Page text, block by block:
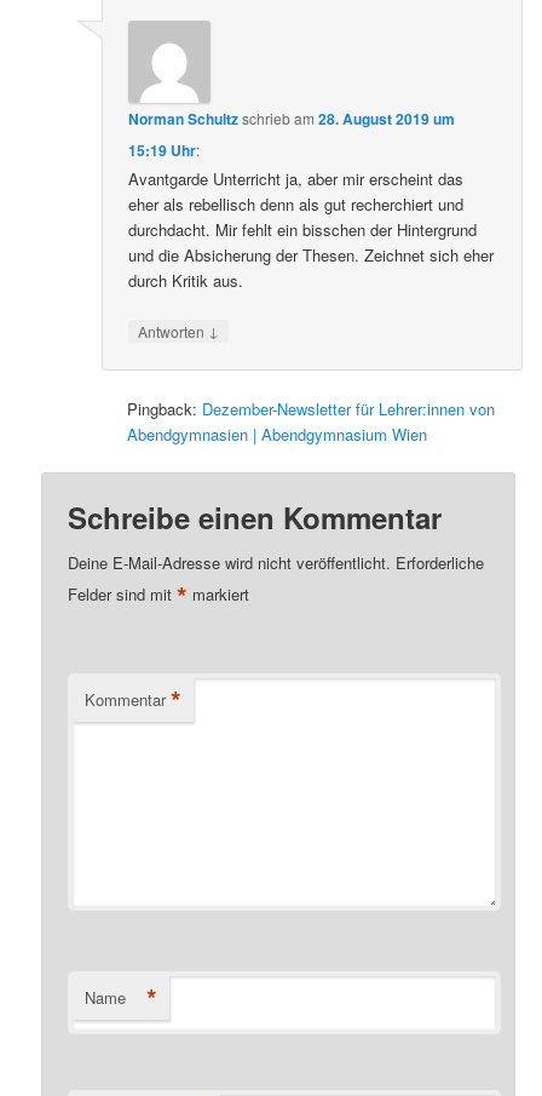
Norman Schultzschriebam28. August 2019 um
15:19 Uhr:
Avantgarde Unterricht ja, aber mir erscheint das
eher als rebellisch denn als gut recherchiert und
durchdacht. Mir fehlt ein bisschen der Hintergrund
und die Absicherung der Thesen. Zeichnet sich eher
durch Kritik aus.
Antworten ↓
Pingback: Dezember-Newsletter für Lehrer:innen von
Abendgymnasien | Abendgymnasium Wien
Schreibe einen Kommentar
Deine E-Mail-Adresse wird nicht veröffentlicht. Erforderliche
Felder sind mit* markiert
Kommentar *
Name *